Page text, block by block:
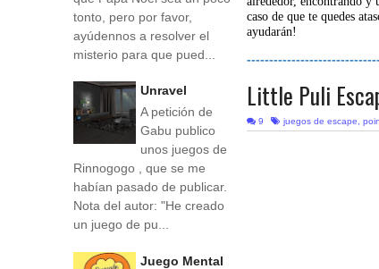
caso de que te quedes
ayudarán!
Little Puli
9 juegos de escape
tonto, pero por favor,
ayúdennos a resolver el
misterio para que pued...
Unravel
A petición de
Gabu publico
unos juegos de
Rinnogogo , que se me
habían pasado de publicar.
Nota del autor: "He creado
un juego de pu...
Juego Mental